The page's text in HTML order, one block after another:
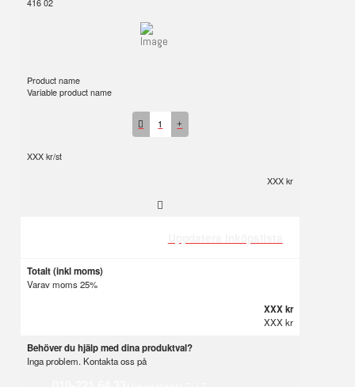
416 02
Product name
Variable product name
1
XXX kr/st
XXX kr
Totalt (inkl moms)
Varav moms 25%
XXX kr
XXX kr
Behöver du hjälp med dina produktval?
Inga problem. Kontakta oss på